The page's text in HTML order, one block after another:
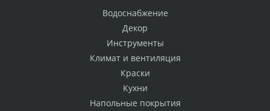
Водоснабжение
Декор
Инструменты
Климат и вентиляция
Краски
Кухни
Напольные покрытия